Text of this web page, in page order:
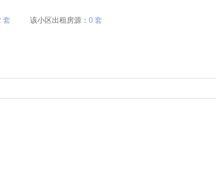
套 该小区出租房源： 0 套